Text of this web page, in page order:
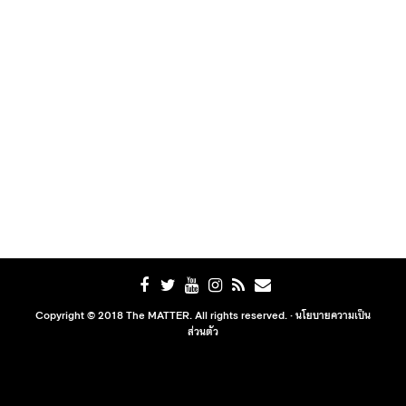
Copyright © 2018 The MATTER. All rights reserved. ·นโยบายความเป็น
ส่วนตัว